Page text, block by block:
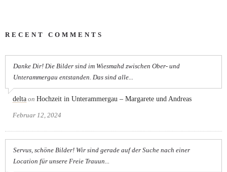
RECENT COMMENTS
Danke Dir! Die Bilder sind im Wiesmahd zwischen Ober- und
Unterammergau entstanden. Das sind alle...
delta on Hochzeit in Unterammergau – Margarete und Andreas
Februar 12, 2024
Servus, schöne Bilder! Wir sind gerade auf der Suche nach einer
Location für unsere Freie Trauun...